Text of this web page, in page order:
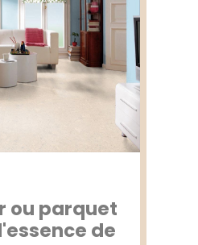
ou parquet
de